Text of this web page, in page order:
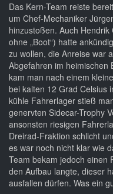
Das Kern-Team reiste
um Chef-Mechaniker
hinzustoßen. Auch
ohne „Boot“) hatte
zu wollen, die Anreise war
Abgefahren im heimischen
kam man nach einem
bei kalten 12 Grad Celsius
kühle Fahrerlager stieß
genervten Sidecar-Trophy
ansonsten riesigen
Dreirad-Fraktion schlicht
es war noch nicht klar wie
Team bekam jedoch einen
den Aufbau langte, dieser
ausfallen dürfen. Was ein